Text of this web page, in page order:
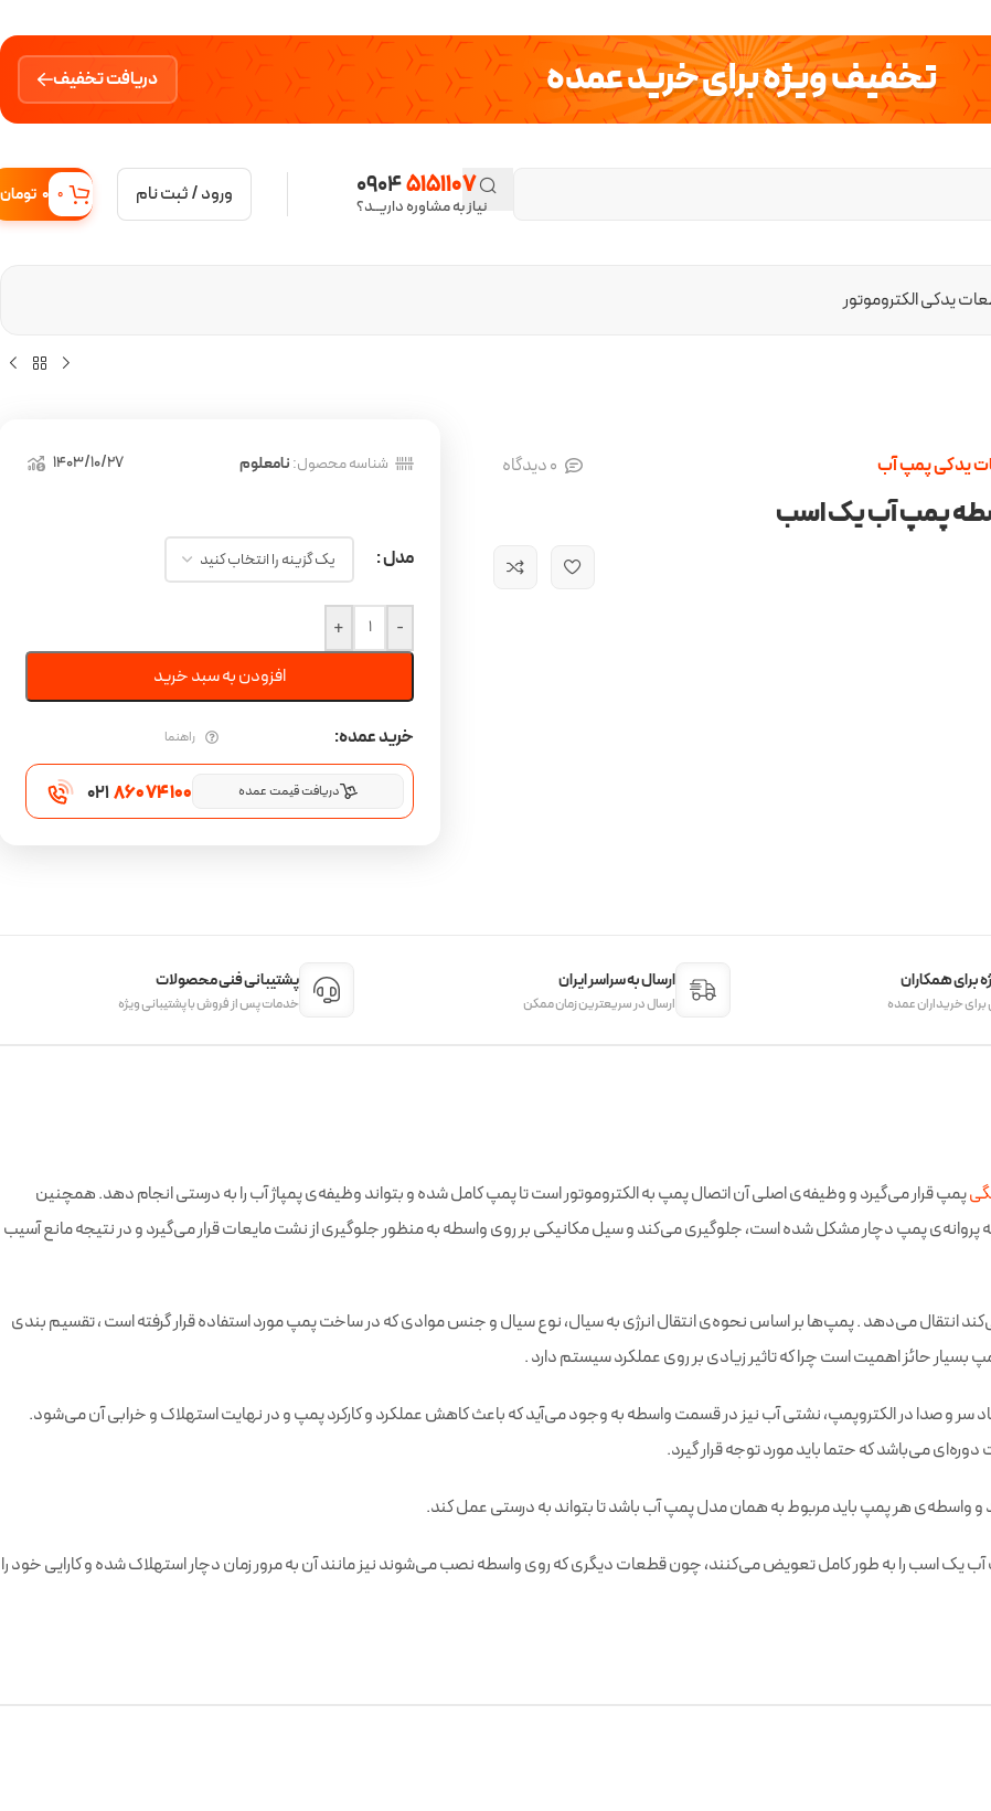
تخفیف ویژه برای خرید عمده دریافت تخفیف
09045151107
نیاز به مشاوره داریــد؟ ورود / ثبت نام 0
0 تومان
یدکی الکتروموتور
یدکی پمپ آب 0دیدگاه
پمپ آب یک اسب
شناسه محصول:نامعلوم 1403/10/27
مدل
-
+
افزودن به سبد خرید
خرید عمده: راهنما
دریافت قیمت عمده 021 860 74 100
برای همکاران
خریداران عمده
ارسال به سراسر ایران
ارسال در سریعترین زمان ممکن
پشتیبانی فنی محصولات
خدمات پس از فروش با پشتیبانی ویژه
پمپ قرار می‌گیرد و وظیفه‌ی اصلی آن اتصال پمپ به الکتروموتور است تا پمپ کامل شده و بتواند وظیفه‌ی پمپاژ آب را به درستی انجام دهد. همچنین
پمپ دچار مشکل شده است، جلوگیری می‌کند و سیل مکانیکی بر روی واسطه به منظور جلوگیری از نشت مایعات قرار می‌گیرد و در نتیجه مانع آسیب
می‌کند انتقال می‌دهد . پمپ‌ها بر اساس نحوه‌ی انتقال انرژی به سیال، نوع سیال و جنس موادی که در ساخت پمپ مورد استفاده قرار گرفته است ، تقسیم بندی
حائز اهمیت است چرا که تاثیر زیادی بر روی عملکرد سیستم دارد .
سر و صدا در الکتروپمپ، نشتی آب نیز در قسمت واسطه به وجود می‌آید که باعث کاهش عملکرد و کارکرد پمپ و در نهایت استهلاک و خرابی آن می‌شود.
می‌باشد که حتما باید مورد توجه قرار گیرد.
واسطه‌ی هر پمپ باید مربوط به همان مدل پمپ آب باشد تا بتواند به درستی عمل کند.
یک اسب را به طور کامل تعویض می‌کنند، چون قطعات دیگری که روی واسطه نصب می‌شوند نیز مانند آن به مرور زمان دچار استهلاک شده و کارایی خود را